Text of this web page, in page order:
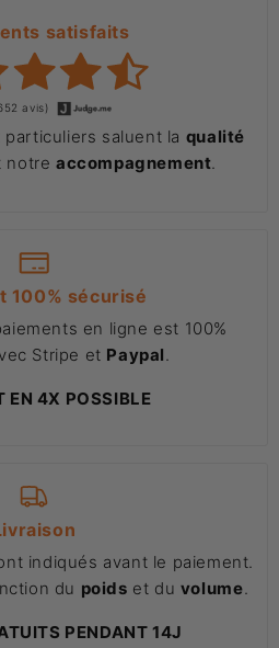
satisfaits
avis)
saluent la qualité
notre accompagnement.
100% sécurisé
en ligne est 100%
Stripe et Paypal.
EN 4X POSSIBLE
indiqués avant le paiement.
du poids et du volume.
PENDANT 14J